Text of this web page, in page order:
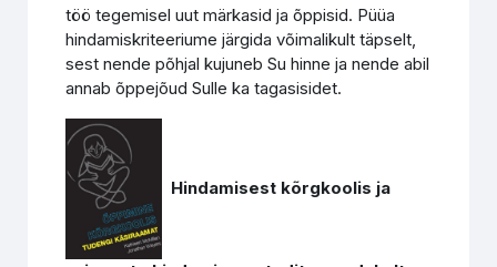
töö tegemisel uut märkasid ja õppisid. Püüa
hindamiskriteeriume järgida võimalikult täpselt,
sest nende põhjal kujuneb Su hinne ja nende abil
annab õppejõud Sulle ka tagasisidet.
Hindamisest kõrgkoolis ja